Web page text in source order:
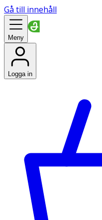
Gå till innehåll
Meny
Logga in